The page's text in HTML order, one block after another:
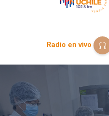
Radio en vivo